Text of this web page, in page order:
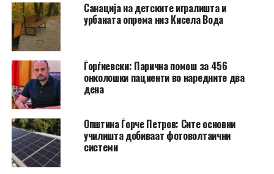
​Санација на детските игралишта и
урбаната опрема низ Кисела Вода
Ѓорѓиевски: Парична помош за 456
онколошки пациенти во наредните два
дена
Општина Ѓорче Петров: Сите основни
училишта добиваат фотоволтаични
системи